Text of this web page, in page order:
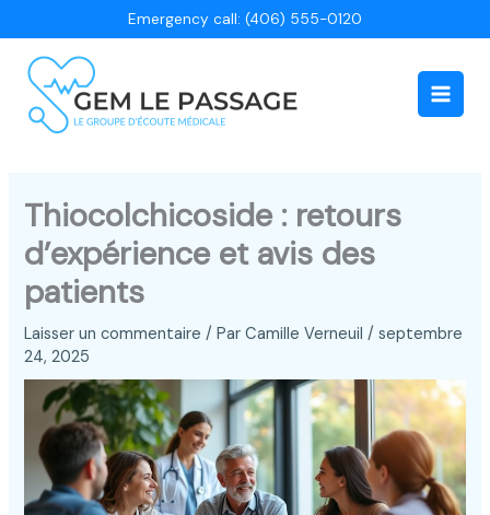
au
contenu
Emergency call: (406) 555-0120
Main
Thiocolchicoside : retours
d’expérience et avis des
patients
Laisser un commentaire / ParCamille Verneuil/septembre
24, 2025